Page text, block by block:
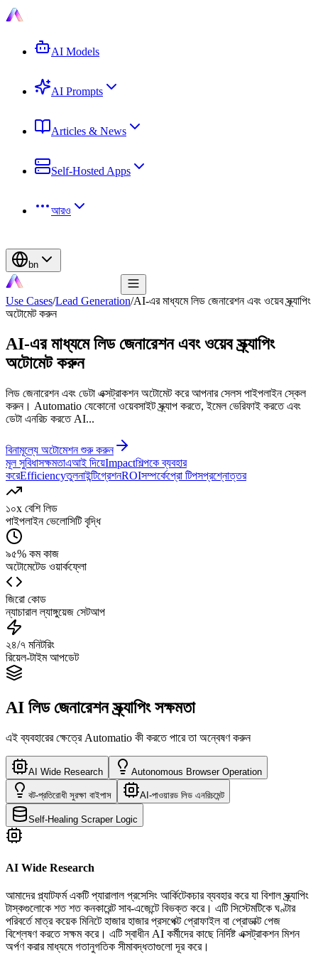
AI Models
AI Prompts
Articles & News
Self-Hosted Apps
আরও
bn
Use Cases/Lead Generation/AI-এর মাধ্যমে লিড জেনারেশন এবং ওয়েব স্ক্র্যাপিং
অটোমেট করুন
AI-এর মাধ্যমে লিড জেনারেশন এবং ওয়েব স্ক্র্যাপিং
অটোমেট করুন
লিড জেনারেশন এবং ডেটা এক্সট্রাকশন অটোমেট করে আপনার সেলস পাইপলাইন স্কেল
করুন। Automatio যেকোনো ওয়েবসাইট স্ক্র্যাপ করতে, ইমেল ভেরিফাই করতে এবং
ডেটা এনরিচ করতে AI...
বিনামূল্যে অটোমেশন শুরু করুন
মূল সুবিধাসক্ষমতাএআই দিয়েImpactশিল্পকে ব্যবহার
করেEfficiencyতুলনাইন্টিগ্রেশনROIসম্পর্কেপ্রো টিপসপ্রশ্নোত্তর
১০x বেশি লিড
পাইপলাইন ভেলোসিটি বৃদ্ধি
৯৫% কম কাজ
অটোমেটেড ওয়ার্কফ্লো
জিরো কোড
ন্যাচারাল ল্যাঙ্গুয়েজ সেটআপ
২৪/৭ মনিটরিং
রিয়েল-টাইম আপডেট
AI লিড জেনারেশন স্ক্র্যাপিং সক্ষমতা
এই ব্যবহারের ক্ষেত্রে Automatio কী করতে পারে তা অন্বেষণ করুন
AI Wide Research Autonomous Browser Operation
বট-প্রতিরোধী সুরক্ষা বাইপাস AI-পাওয়ারড লিড এনরিচমেন্ট
Self-Healing Scraper Logic
AI Wide Research
আমাদের প্ল্যাটফর্ম একটি প্যারালাল প্রসেসিং আর্কিটেকচার ব্যবহার করে যা বিশাল স্ক্র্যাপিং
টাস্কগুলোকে শত শত কনকারেন্ট সাব-এজেন্টে বিভক্ত করে। এটি সিস্টেমটিকে ঘণ্টার
পরিবর্তে মাত্র কয়েক মিনিটে হাজার হাজার প্রসপেক্ট প্রোফাইল বা প্রোডাক্ট পেজ
বিশ্লেষণ করতে সক্ষম করে। এটি স্বাধীন AI কর্মীদের কাছে নির্দিষ্ট এক্সট্রাকশন মিশন
অর্পণ করার মাধ্যমে গতানুগতিক সীমাবদ্ধতাগুলো দূর করে।